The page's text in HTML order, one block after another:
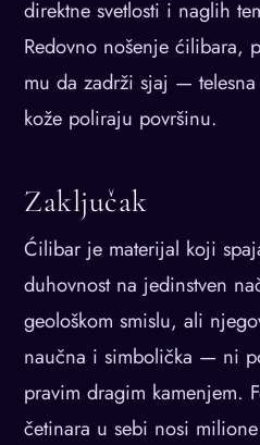
direktne svetlosti i naglih
Redovno nošenje ćilibara,
mu da zadrži sjaj —
kože poliraju površinu.
Zaključak
Ćilibar je materijal koji
duhovnost na jedinstven
geološkom smislu, ali
naučna i simbolička — ni
pravim dragim kamenjem.
četinara u sebi nosi